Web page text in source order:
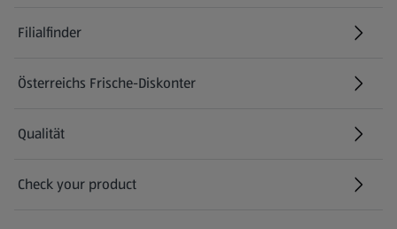
Filialfinder
Österreichs Frische-Diskonter
Qualität
Check your product
(öffnet in einem neuen Tab)